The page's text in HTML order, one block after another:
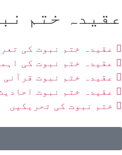
عقیدہ ختم
عقیدہ ختم نبوت کی
عقیدہ ختم نبوت کی
عقیدہ ختم نبوت
عقیدہ ختم نبوت
ختم نبوت کی تحریکیں